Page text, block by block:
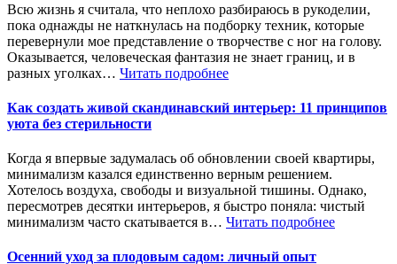
Всю жизнь я считала, что неплохо разбираюсь в рукоделии,
пока однажды не наткнулась на подборку техник, которые
перевернули мое представление о творчестве с ног на голову.
Оказывается, человеческая фантазия не знает границ, и в
разных уголках… Читать подробнее
Как создать живой скандинавский интерьер: 11 принципов
уюта без стерильности
Когда я впервые задумалась об обновлении своей квартиры,
минимализм казался единственно верным решением.
Хотелось воздуха, свободы и визуальной тишины. Однако,
пересмотрев десятки интерьеров, я быстро поняла: чистый
минимализм часто скатывается в… Читать подробнее
Осенний уход за плодовым садом: личный опыт